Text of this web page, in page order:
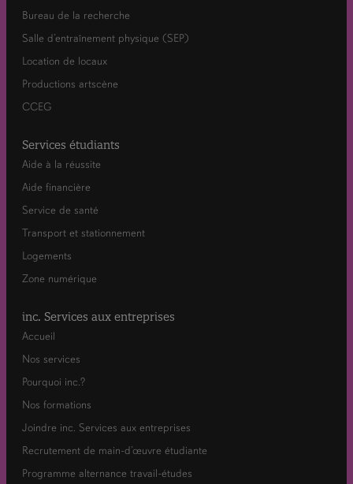
Bureau de la recherche
Salle d’entraînement physique (SEP)
Location de locaux
Productions artscène
CCEG
Services étudiants
Aide à la réussite
Aide financière
Service de santé
Transport et stationnement
Logements
Zone numérique
inc. Services aux entreprises
Accueil
Nos services
Pourquoi inc.?
Nos formations
Joindre inc. Services aux entreprises
Recrutement de main-d’œuvre étudiante
Programme alternance travail-études